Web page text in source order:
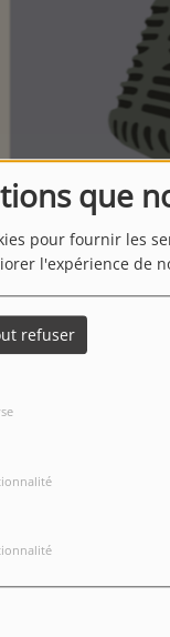
que
pour fournir les
l'expérience de
refuser